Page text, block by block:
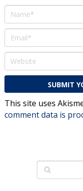
This site uses
comment data is